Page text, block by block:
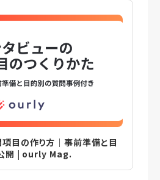
目の作り方｜事前準備と目
開 | ourly Mag.